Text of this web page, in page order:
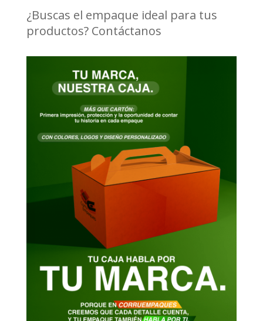
¿Buscas el empaque ideal para tus
productos? Contáctanos